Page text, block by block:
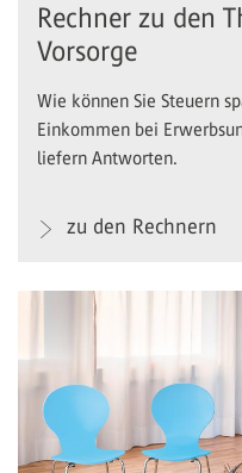
Rechner zu den
Vorsorge
Wie können Sie Steuern
Einkommen bei
liefern Antworten.
zu den Rechnern